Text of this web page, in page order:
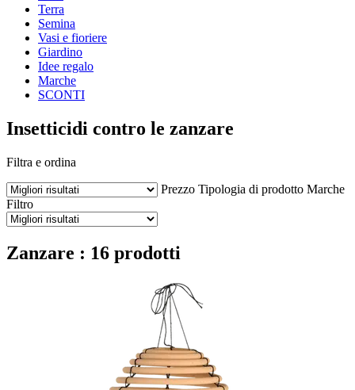
Terra
Semina
Vasi e fioriere
Giardino
Idee regalo
Marche
SCONTI
Insetticidi contro le zanzare
Filtra e ordina
Prezzo Tipologia di prodotto Marche
Filtro
Zanzare : 16 prodotti